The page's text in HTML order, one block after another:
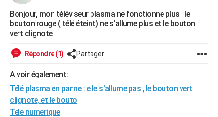
Essais
Réserver un essai
Citadines
Berlines
SUV
Forum auto
HIGH-TECH
Mobiles
Meilleur smartphone
Internet
Ordinateurs
Jeux vidéo
Guide high-tech
+BRICOLAGE
WEEK-END
Art de vivre
Bien-être
Loisirs
Mode
Modes de vie
SANTE
Alimentation
Guide de la santé
Maladies
Médicaments
Sommeil
VOYAGE
Bonjour, mon téléviseur plasma ne fonctionne plus : le
bouton rouge ( télé éteint) ne s'allume plus et le bouton
vert clignote
Répondre (1) Partager
A voir également:
Télé plasma en panne : elle s'allume pas , le bouton vert
clignote, et le bouto
Tele numerique